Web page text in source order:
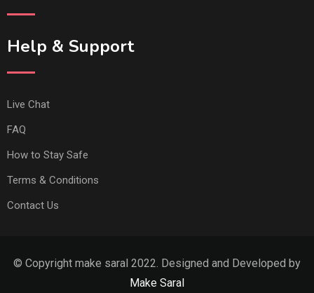
Help & Support
Live Chat
FAQ
How to Stay Safe
Terms & Conditions
Contact Us
© Copyright make saral 2022. Designed and Developed by
Make Saral